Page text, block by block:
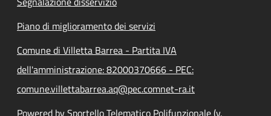
Piano di miglioramento dei servizi
Comune di Villetta Barrea - Partita IVA
dell'amministrazione: 82000370666 - PEC:
comune.villettabarrea.aq@pec.comnet-ra.it
Powered by Sportello Telematico Polifunzionale (v.